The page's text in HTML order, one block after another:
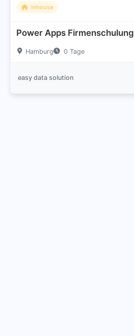
Inhouse
Power Apps Firmenschulung
Hamburg 0 Tage
easy data solution